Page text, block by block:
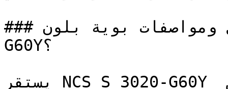
### ما هي تفاصيل ومواصفات بوية بلون NCS S 3020-
G60Y؟
يستقر NCS S 3020-G60Y في المنطقة الدافئة ليربط بين